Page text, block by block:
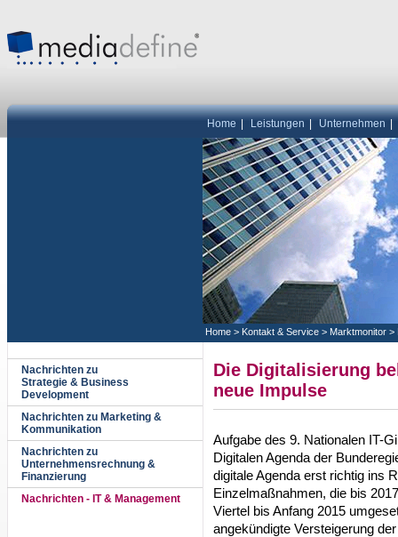
Home Leistungen Unternehmen
Home > Kontakt & Service > Marktmonitor >
Nachrichten zu
Strategie & Business
Development
Nachrichten zu Marketing &
Kommunikation
Nachrichten zu
Unternehmensrechnung &
Finanzierung
Nachrichten - IT & Management
Die Digitalisierung
neue Impulse
Aufgabe des 9. Nationalen IT-
Digitalen Agenda der
digitale Agenda erst richtig ins
Einzelmaßnahmen, die bis
Viertel bis Anfang 2015
angekündigte Versteigerung